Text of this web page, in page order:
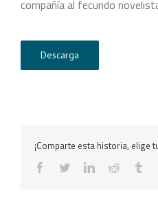
compañía al fecundo
Descarga
¡Comparte esta historia, elige
facebooktwitterlinkedinreddit